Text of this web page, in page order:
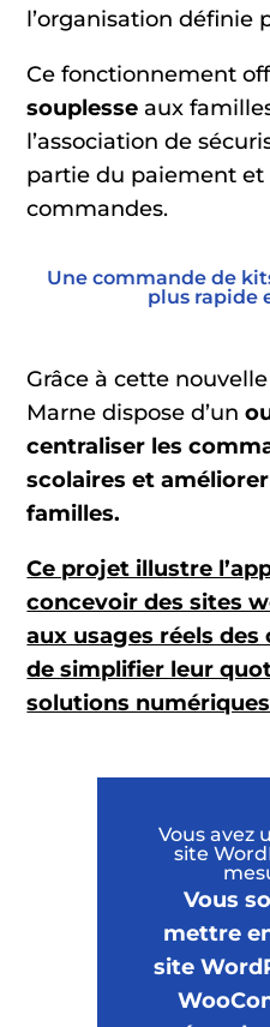
l’organisation définie
Ce fonctionnement
souplesse aux
l’association de
partie du paiement et
commandes.
Une commande de
plus rapide
Grâce à cette
Marne dispose d’un
centraliser les
scolaires et
familles.
Ce projet illustre
concevoir des sites
aux usages réels
de simplifier leur
solutions
Vous avez
site
Vous
mettre
site